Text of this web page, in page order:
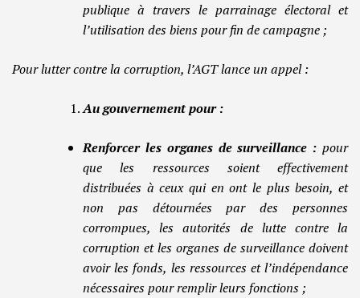
publique à travers le parrainage électoral et
l’utilisation des biens pour fin de campagne ;
Pour lutter contre la corruption, l’AGT lance un appel :
Au gouvernement pour :
Renforcer les organes de surveillance : pour
que les ressources soient effectivement
distribuées à ceux qui en ont le plus besoin, et
non pas détournées par des personnes
corrompues, les autorités de lutte contre la
corruption et les organes de surveillance doivent
avoir les fonds, les ressources et l’indépendance
nécessaires pour remplir leurs fonctions ;